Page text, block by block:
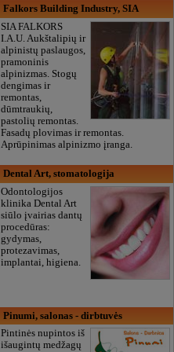
Falkors Building Industry, SIA
SIA FALKORS
I.A.U. Aukštalipių ir
alpinistų paslaugos,
pramoninis
alpinizmas. Stogų
dengimas ir
remontas,
dūmtraukių,
pastolių remontas.
Fasadų plovimas ir remontas.
Aprūpinimas alpinizmo įranga.
Dental Art, stomatologija
Odontologijos
klinika Dental Art
siūlo įvairias dantų
procedūras:
gydymas,
protezavimas,
implantai, higiena.
Pinumi, salonas - dirbtuvės
Pintinės nupintos iš
išaugintų medžagų